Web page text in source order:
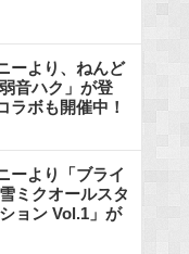
ーより、ねんど
音ハク」が登
ラボも開催中！
ーより「ブライ
ミクオールスタ
ョン Vol.1」が